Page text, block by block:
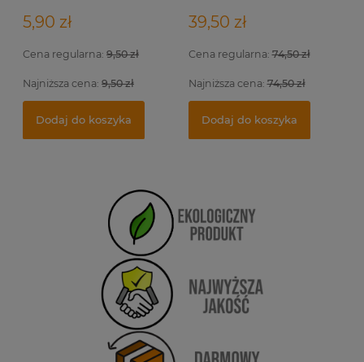
5,90 zł
Cena regularna: 9,50 zł
Najniższa cena: 9,50 zł
Dodaj do koszyka
39,50 zł
Cena regularna:74,50 zł
Najniższa cena:74,50 zł
Dodaj do koszyka